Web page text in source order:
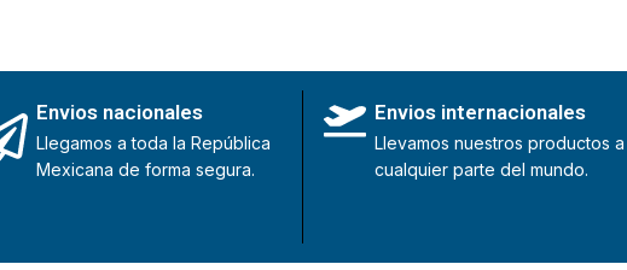
Envios nacionales
Llegamos a toda la República
Mexicana de forma segura.
Envios internacionales
Llevamos nuestros productos a
cualquier parte del mundo.